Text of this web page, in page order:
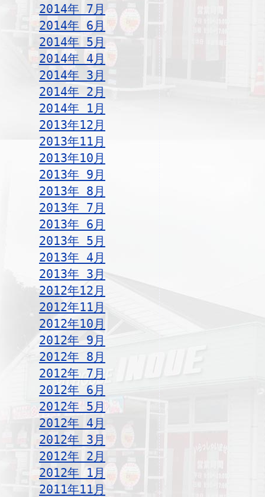
2014年 7月
2014年 6月
2014年 5月
2014年 4月
2014年 3月
2014年 2月
2014年 1月
2013年12月
2013年11月
2013年10月
2013年 9月
2013年 8月
2013年 7月
2013年 6月
2013年 5月
2013年 4月
2013年 3月
2012年12月
2012年11月
2012年10月
2012年 9月
2012年 8月
2012年 7月
2012年 6月
2012年 5月
2012年 4月
2012年 3月
2012年 2月
2012年 1月
2011年11月